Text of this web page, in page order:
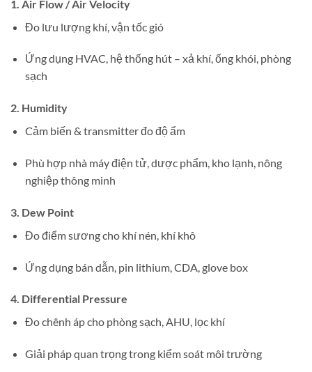
1. Air Flow / Air Velocity
Đo lưu lượng khí, vận tốc gió
Ứng dụng HVAC, hệ thống hút – xả khí, ống khói, phòng
sạch
2. Humidity
Cảm biến & transmitter đo độ ẩm
Phù hợp nhà máy điện tử, dược phẩm, kho lạnh, nông
nghiệp thông minh
3. Dew Point
Đo điểm sương cho khí nén, khí khô
Ứng dụng bán dẫn, pin lithium, CDA, glove box
4. Differential Pressure
Đo chênh áp cho phòng sạch, AHU, lọc khí
Giải pháp quan trọng trong kiểm soát môi trường